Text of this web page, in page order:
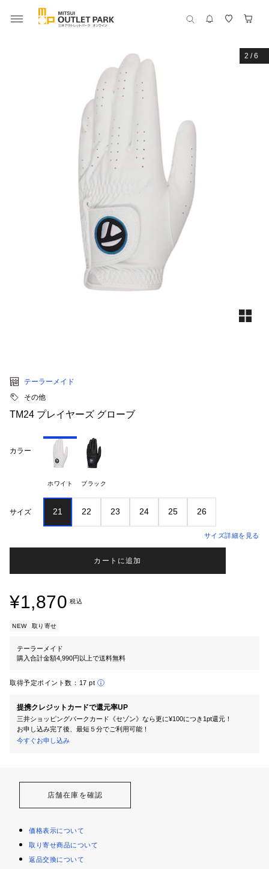
2 /6
テーラーメイド
その他
TM24 プレイヤーズ グローブ
カラー
ホワイト ブラック
サイズ 21 22 23 24 25 26
サイズ詳細を見る
カートに追加
¥1,870 税込
NEW 取り寄せ
テーラーメイド
購入合計金額4,990円以上で送料無料
取得予定ポイント数： 17 pt
提携クレジットカードで還元率UP
三井ショッピングパークカード《セゾン》なら更に¥100につき1pt還元！
お申し込み完了後、最短５分でご利用可能！
今すぐお申し込み
店舗在庫を確認
価格表示について
取り寄せ商品について
返品交換について